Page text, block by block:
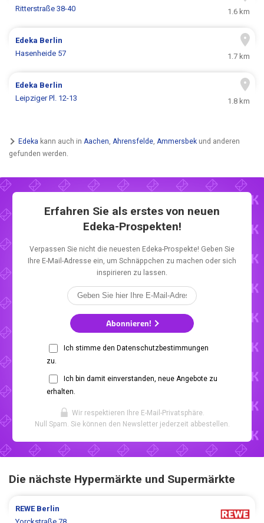
Ritterstraße 38-40
1.6 km
Edeka Berlin
Hasenheide 57
1.7 km
Edeka Berlin
Leipziger Pl. 12-13
1.8 km
Edeka kann auch in Aachen, Ahrensfelde, Ammersbek und anderen
gefunden werden.
Erfahren Sie als erstes von neuen
Edeka-Prospekten!
Verpassen Sie nicht die neuesten Edeka-Prospekte! Geben Sie
Ihre E-Mail-Adresse ein, um Schnäppchen zu machen oder sich
inspirieren zu lassen.
Abonnieren!
Ich stimme den Datenschutzbestimmungen
zu.
Ich bin damit einverstanden, neue Angebote zu
erhalten.
Wir respektieren Ihre E-Mail-Privatsphäre.
Null Spam. Sie können den Newsletter jederzeit abbestellen.
Die nächste Hypermärkte und Supermärkte
REWE Berlin